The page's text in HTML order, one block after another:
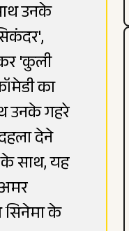
उनके
'कुली
का
उनके गहरे
देने
के साथ, यह
सिनेमा के